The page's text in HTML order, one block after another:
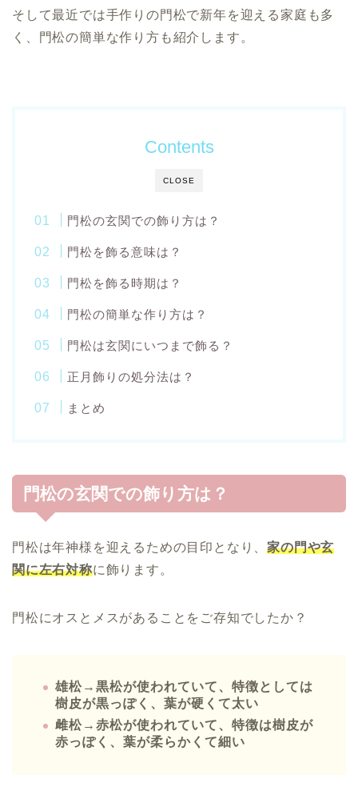
そして最近では手作りの門松で新年を迎える家庭も多
く、門松の簡単な作り方も紹介します。
CLOSE
Contents
門松の玄関での飾り方は？
門松を飾る意味は？
門松を飾る時期は？
門松の簡単な作り方は？
門松は玄関にいつまで飾る？
正月飾りの処分法は？
まとめ
門松の玄関での飾り方は？
門松は年神様を迎えるための目印となり、家の門や玄
関に左右対称に飾ります。
門松にオスとメスがあることをご存知でしたか？
雄松→黒松が使われていて、特徴としては
樹皮が黒っぽく、葉が硬くて太い
雌松→赤松が使われていて、特徴は樹皮が
赤っぽく、葉が柔らかくて細い